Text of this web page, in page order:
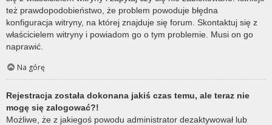
też prawdopodobieństwo, że problem powoduje błędna
konfiguracja witryny, na której znajduje się forum. Skontaktuj się z
właścicielem witryny i powiadom go o tym problemie. Musi on go
naprawić.
Na górę
Rejestracja została dokonana jakiś czas temu, ale teraz nie
mogę się zalogować?!
Możliwe, że z jakiegoś powodu administrator dezaktywował lub